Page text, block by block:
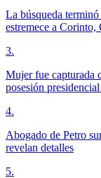
La búsqueda
estremece a Corinto,
3.
Mujer fue capturada
posesión
4.
Abogado de Petro
revelan detalles
5.